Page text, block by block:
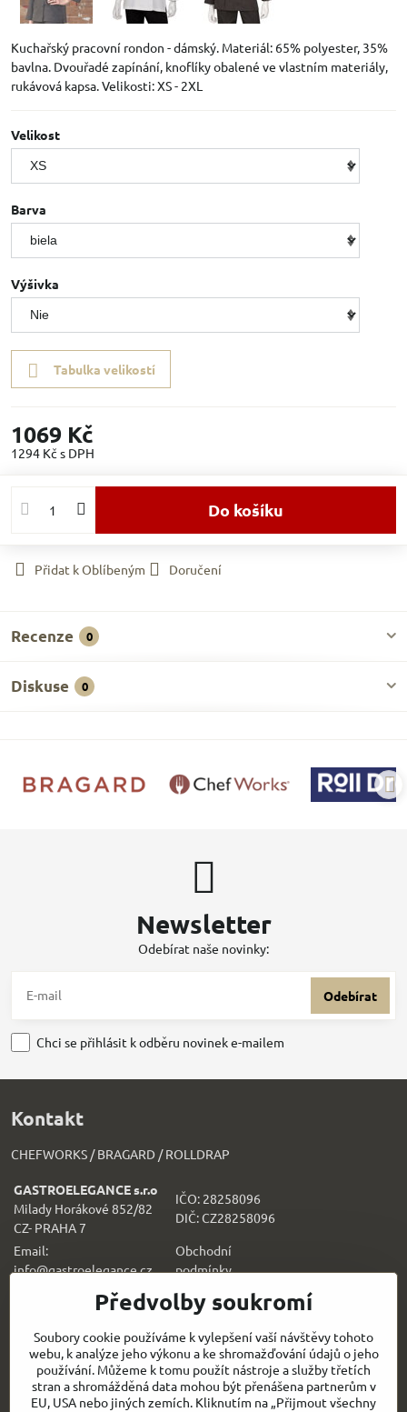
Kuchařský pracovní rondon - dámský. Materiál: 65% polyester, 35%
bavlna. Dvouřadé zapínání, knoflíky obalené ve vlastním materiály,
rukávová kapsa. Velikosti: XS - 2XL
Velikost
Barva
Výšivka
Tabulka velikostí
1069 Kč
1294 Kč s DPH
Do košíku
Přidat k Oblíbeným Doručení
Recenze 0
Diskuse 0
Newsletter
Odebírat naše novinky:
Odebírat
Chci se přihlásit k odběru novinek e-mailem
Kontakt
CHEFWORKS / BRAGARD / ROLLDRAP
GASTROELEGANCE s.r.o
Milady Horákové 852/82
CZ- PRAHA 7
IČO: 28258096
DIČ: CZ28258096
Email:
info@gastroelegance.cz
Obchodní
podmínky
Všechno k nákupu
Sledujte naše novinky i na sítích:
Facebook Instagram
Předvolby soukromí
Soubory cookie používáme k vylepšení vaší návštěvy tohoto
webu, k analýze jeho výkonu a ke shromažďování údajů o jeho
používání. Můžeme k tomu použít nástroje a služby třetích
stran a shromážděná data mohou být přenášena partnerům v
EU, USA nebo jiných zemích. Kliknutím na „Přijmout všechny